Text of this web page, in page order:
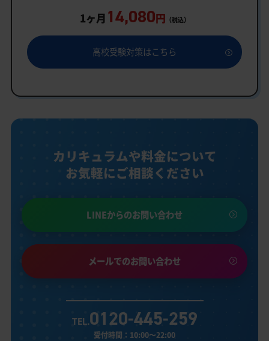
1ヶ月 14,080円 （税込）
高校受験対策はこちら
カリキュラムや料金について
お気軽にご相談ください
LINEからのお問い合わせ
メールでのお問い合わせ
TEL.0120-445-259
受付時間：10:00～22:00